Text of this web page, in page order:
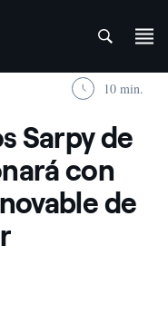
10 min.
Sarpy de
con
de